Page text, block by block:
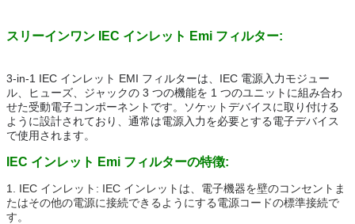
スリーインワン IEC インレット Emi フィルター:
3-in-1 IEC インレット EMI フィルターは、IEC 電源入力モジュー
ル、ヒューズ、ジャックの 3 つの機能を 1 つのユニットに組み合わ
せた受動電子コンポーネントです。
ソケットデバイスに取り付ける
ように設計されており、通常は電源入力を必要とする電子デバイス
で使用されます。
IEC インレット Emi フィルターの特徴:
1. IEC インレット: IEC インレットは、電子機器を壁のコンセントま
たはその他の電源に接続できるようにする電源コードの標準接続で
す。